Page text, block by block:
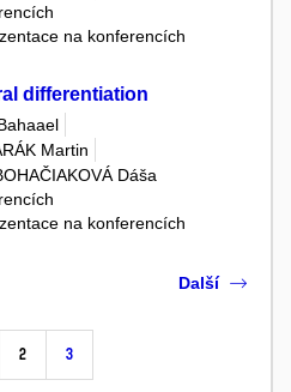
na konferencích
differentiation
Martin
Dáša
na konferencích
2 3
Další